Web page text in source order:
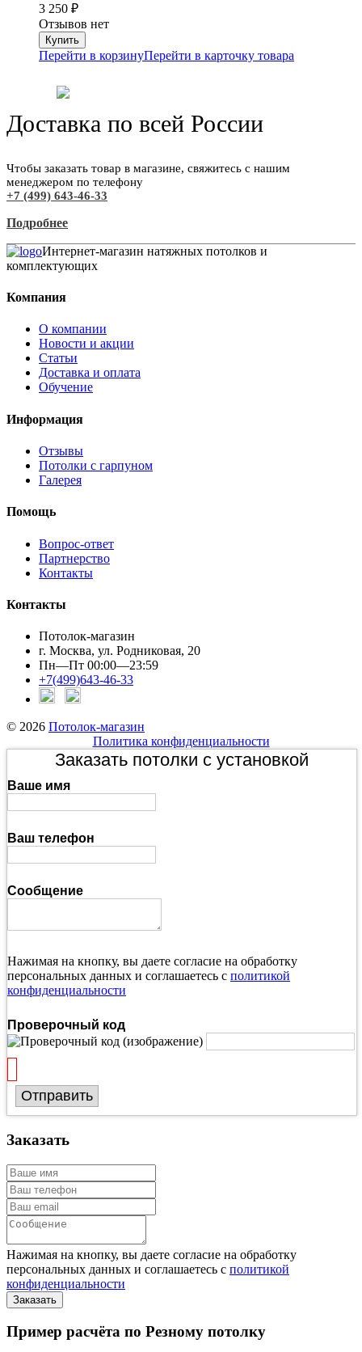
3 250 ₽
Отзывов нет
Перейти в корзинуПерейти в карточку товара
Доставка по всей России
Чтобы заказать товар в магазине, свяжитесь с нашим
менеджером по телефону
+7 (499) 643-46-33
Подробнее
Интернет-магазин натяжных потолков и
комплектующих
Компания
О компании
Новости и акции
Статьи
Доставка и оплата
Обучение
Информация
Отзывы
Потолки с гарпуном
Галерея
Помощь
Вопрос-ответ
Партнерство
Контакты
Контакты
Потолок-магазин
г. Москва, ул. Родниковая, 20
Пн—Пт 00:00—23:59
+7(499)643-46-33
© 2026 Потолок-магазин
Политика конфиденциальности
Заказать потолки с установкой
Ваше имя
Ваш телефон
Сообщение
Нажимая на кнопку, вы даете согласие на обработку
персональных данных и соглашаетесь с политикой
конфиденциальности
Проверочный код
Отправить
Заказать
Нажимая на кнопку, вы даете согласие на обработку
персональных данных и соглашаетесь с политикой
конфиденциальности
Пример расчёта по Резному потолку